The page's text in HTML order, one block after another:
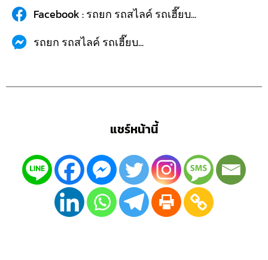
Facebook : รถยก รถสไลค์ รถเฮี๊ยบ...
รถยก รถสไลค์ รถเฮี๊ยบ...
แชร์หน้านี้